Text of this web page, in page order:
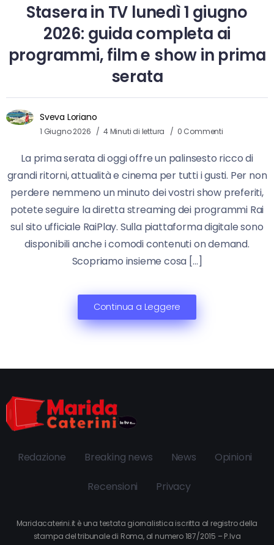
Stasera in TV lunedì 1 giugno
2026: guida completa ai
programmi, film e show in prima
serata
Sveva Loriano
1 Giugno 2026 4 Minuti di lettura 0 Commenti
La prima serata di oggi offre un palinsesto ricco di
grandi ritorni, attualità e cinema per tutti i gusti. Per non
perdere nemmeno un minuto dei vostri show preferiti,
potete seguire la diretta streaming dei programmi Rai
sul sito ufficiale RaiPlay. Sulla piattaforma digitale sono
disponibili anche i comodi contenuti on demand.
Scopriamo insieme cosa […]
Continua a Leggere
Redazione Breaking news News Opinioni
Recensioni Privacy
Maridacaterini.it è una testata giornalistica iscritta al registro della
stampa del tribunale di Roma, al numero 187/2015 – P.Iva